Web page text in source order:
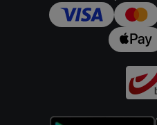
pour l’avenir dans notre
données
Vous trouverez les